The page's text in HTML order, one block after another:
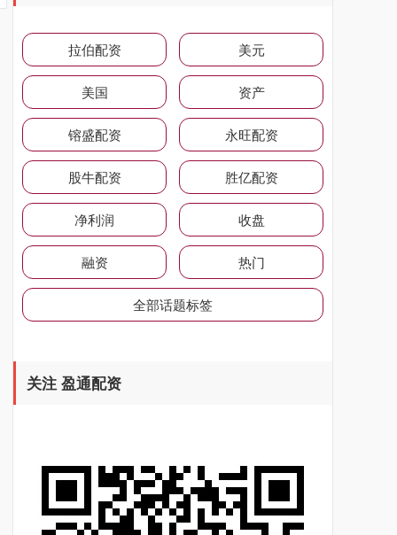
拉伯配资 美元
美国 资产
镕盛配资 永旺配资
股牛配资 胜亿配资
净利润 收盘
融资 热门
全部话题标签
关注 盈通配资